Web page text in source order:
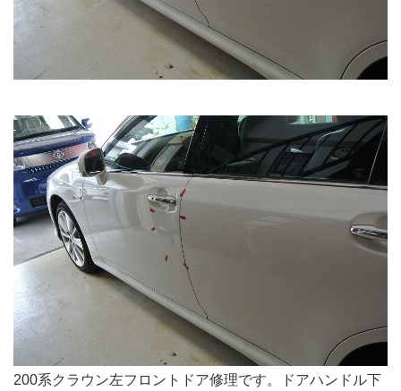
200系クラウン左フロントドア修理です。ドアハンドル下